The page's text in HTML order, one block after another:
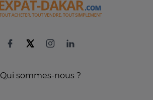
Qui sommes-nous ?